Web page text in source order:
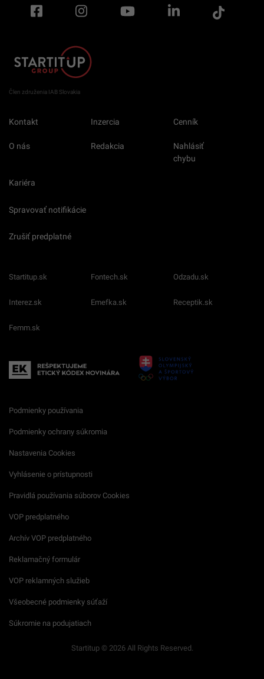
Člen združenia IAB Slovakia
Kontakt Inzercia Cenník
O nás Redakcia
Nahlásiť
chybu
Kariéra
Spravovať notifikácie
Zrušiť predplatné
Startitup.sk Fontech.sk Odzadu.sk
Interez.sk Emefka.sk Receptik.sk
Femm.sk
Podmienky používania
Podmienky ochrany súkromia
Nastavenia Cookies
Vyhlásenie o prístupnosti
Pravidlá používania súborov Cookies
VOP predplatného
Archív VOP predplatného
Reklamačný formulár
VOP reklamných služieb
Všeobecné podmienky súťaží
Súkromie na podujatiach
Startitup © 2026 All Rights Reserved.